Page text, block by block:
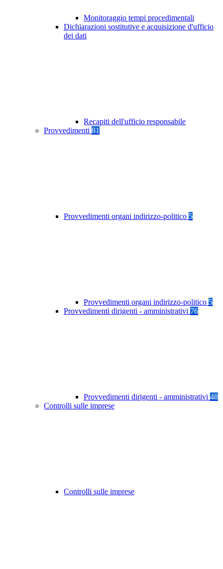
Monitoraggio tempi procedimentali
Dichiarazioni sostitutive e acquisizione d'ufficio
dei dati
Recapiti dell'ufficio responsabile
Provvedimenti 81
Provvedimenti organi indirizzo-politico 5
Provvedimenti organi indirizzo-politico 5
Provvedimenti dirigenti - amministrativi 76
Provvedimenti dirigenti - amministrativi 48
Controlli sulle imprese
Controlli sulle imprese